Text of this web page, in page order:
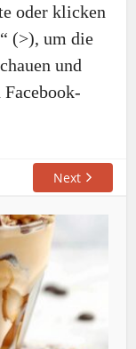
oder klicken
(>), um die
und
Next